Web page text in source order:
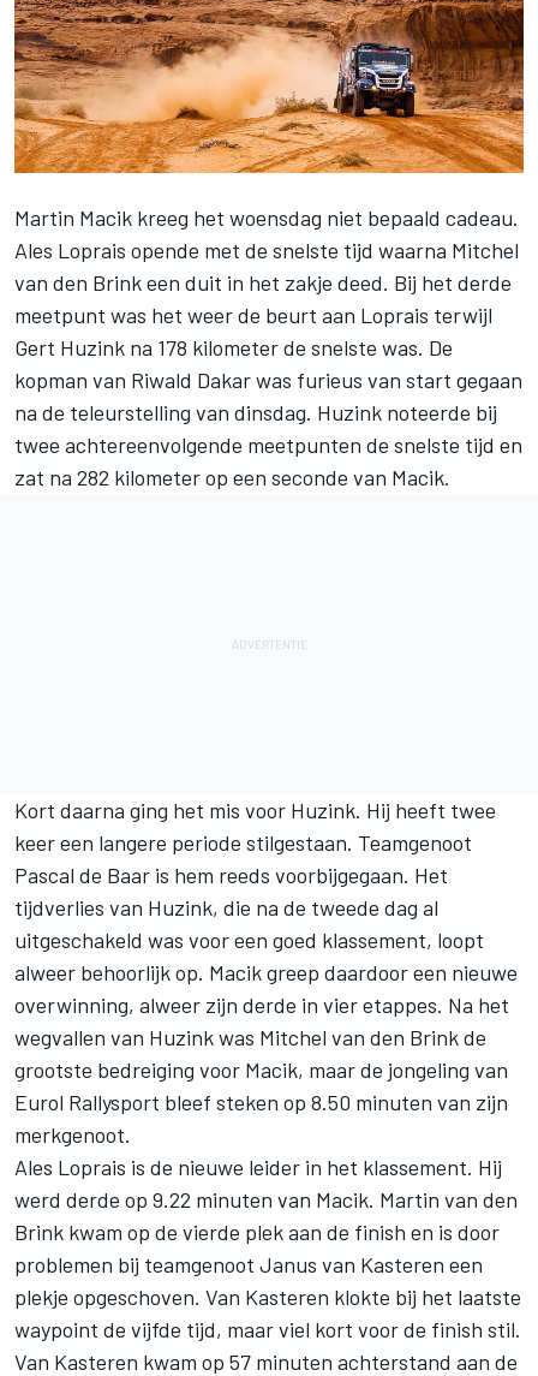
Martin Macik kreeg het woensdag niet bepaald cadeau.
Ales Loprais opende met de snelste tijd waarna Mitchel
van den Brink een duit in het zakje deed. Bij het derde
meetpunt was het weer de beurt aan Loprais terwijl
Gert Huzink na 178 kilometer de snelste was. De
kopman van Riwald Dakar was furieus van start gegaan
na de teleurstelling van dinsdag. Huzink noteerde bij
twee achtereenvolgende meetpunten de snelste tijd en
zat na 282 kilometer op een seconde van Macik.
Kort daarna ging het mis voor Huzink. Hij heeft twee
keer een langere periode stilgestaan. Teamgenoot
Pascal de Baar is hem reeds voorbijgegaan. Het
tijdverlies van Huzink, die na de tweede dag al
uitgeschakeld was voor een goed klassement, loopt
alweer behoorlijk op. Macik greep daardoor een nieuwe
overwinning, alweer zijn derde in vier etappes. Na het
wegvallen van Huzink was Mitchel van den Brink de
grootste bedreiging voor Macik, maar de jongeling van
Eurol Rallysport bleef steken op 8.50 minuten van zijn
merkgenoot.
Ales Loprais is de nieuwe leider in het klassement. Hij
werd derde op 9.22 minuten van Macik. Martin van den
Brink kwam op de vierde plek aan de finish en is door
problemen bij teamgenoot Janus van Kasteren een
plekje opgeschoven. Van Kasteren klokte bij het laatste
waypoint de vijfde tijd, maar viel kort voor de finish stil.
Van Kasteren kwam op 57 minuten achterstand aan de